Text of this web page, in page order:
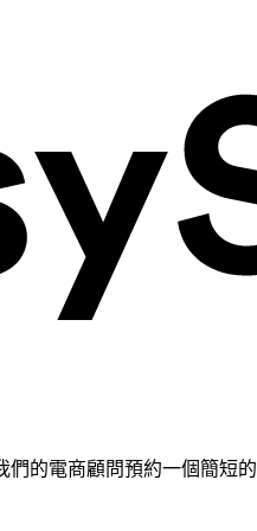
們的電商顧問預約一個簡短